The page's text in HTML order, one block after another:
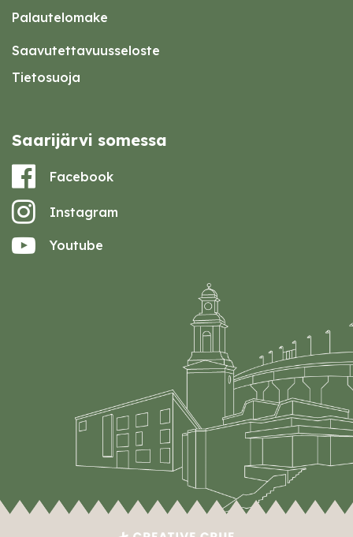
Palautelomake
Saavutettavuusseloste
Tietosuoja
Saarijärvi somessa
Facebook
Instagram
Youtube